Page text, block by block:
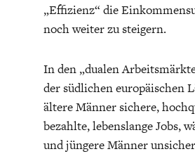
STATUS QUO
DEUTSCHEN
OUTPUT
„Effizienz“ die
noch weiter zu steigern.
In den „dualen
der südlichen europäischen
ältere Männer sichere,
bezahlte, lebenslange Jobs,
und jüngere Männer